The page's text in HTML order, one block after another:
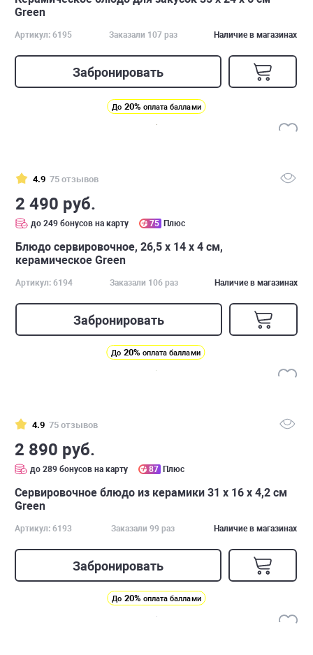
Green
Артикул: 6195 Заказали 107 раз Наличие в магазинах
Забронировать
До 20% оплата баллами
4.9 75 отзывов
2 490 руб.
до 249 бонусов на карту 75 Плюс
Блюдо сервировочное, 26,5 х 14 х 4 см,
керамическое Green
Артикул: 6194 Заказали 106 раз Наличие в магазинах
Забронировать
До 20% оплата баллами
4.9 75 отзывов
2 890 руб.
до 289 бонусов на карту 87 Плюс
Сервировочное блюдо из керамики 31 х 16 х 4,2 см
Green
Артикул: 6193 Заказали 99 раз Наличие в магазинах
Забронировать
До 20% оплата баллами